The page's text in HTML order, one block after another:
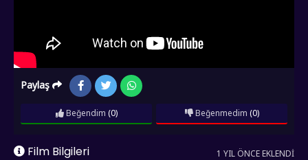
Paylaş
Beğendim (0) Beğenmedim (0)
Film Bilgileri 1 YIL ÖNCE EKLENDI